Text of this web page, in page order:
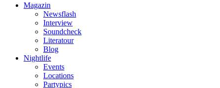
Magazin
Newsflash
Interview
Soundcheck
Literatour
Blog
Nightlife
Events
Locations
Partypics